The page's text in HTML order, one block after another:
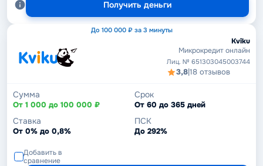
Получить деньги
До 100 000 ₽ за 3 минуты
Kviku
Микрокредит онлайн
Лиц. № 651303045003744
3,8|18 отзывов
Сумма
От 1 000 до 100 000 ₽
Срок
От 60 до 365 дней
Ставка
От 0% до 0,8%
ПСК
До 292%
Добавить в
сравнение